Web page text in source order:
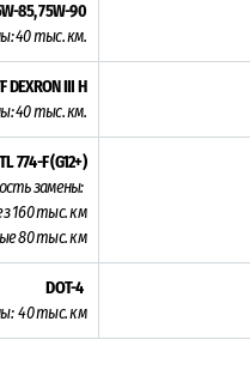
85, 75W-90
40 тыс. км.
DEXRON III H
40 тыс. км.
774-F (G12+)
замены:
160 тыс. км
80 тыс. км
DOT-4
40 тыс. км